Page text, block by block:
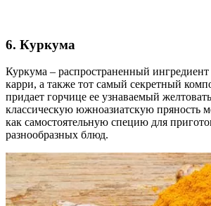
6. Куркума
Куркума – распространенный ингредиент
карри, а также тот самый секретный
придает горчице ее узнаваемый
классическую южноазиатскую пряность
как самостоятельную специю для
разнообразных блюд.